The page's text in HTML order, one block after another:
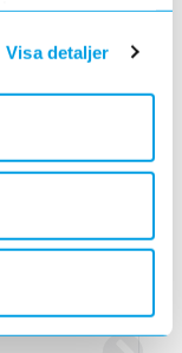
Visa detaljer
produkten